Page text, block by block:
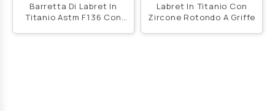
Barretta Di Labret In
Titanio Astm F136 Con
Labret In Titanio Con
Zircone Rotondo A Griffe